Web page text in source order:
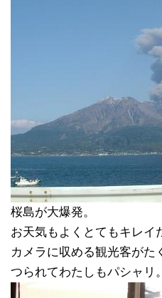
桜島が大爆発。
お天気もよくとてもキレイ
カメラに収める観光客がた
つられてわたしもパシャリ。